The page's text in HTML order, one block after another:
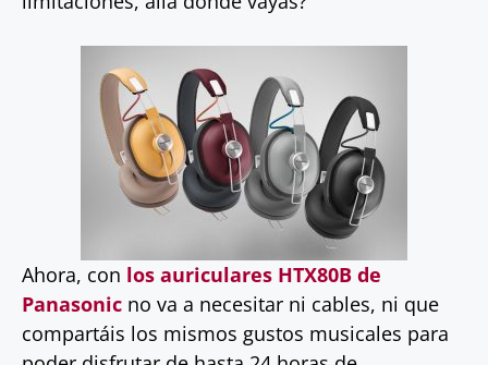
Ahora, con los auriculares HTX80B de
Panasonic no va a necesitar ni cables, ni que
compartáis los mismos gustos musicales para